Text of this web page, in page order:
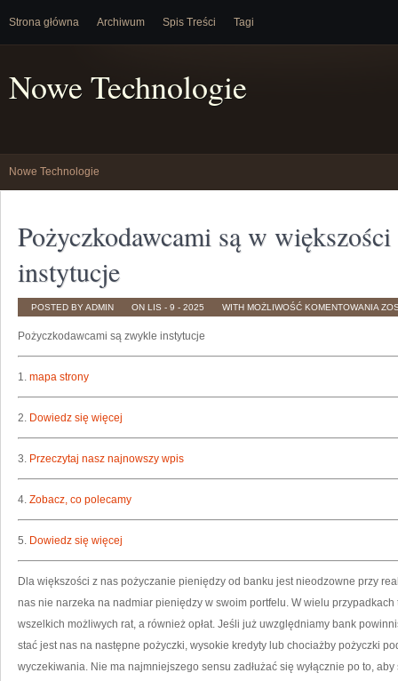
Strona główna Archiwum Spis Treści Tagi
Nowe Technologie
Nowe Technologie
Pożyczkodawcami są w
instytucje
POSTED BY ADMIN ON LIS - 9 - 2025 WITH MOŻLIWOŚĆ KOMENTOWANIA
SĄ
Pożyczkodawcami są zwykle instytucje
1. mapa strony
2. Dowiedz się więcej
3. Przeczytaj nasz najnowszy wpis
4. Zobacz, co polecamy
5. Dowiedz się więcej
Dla większości z nas pożyczanie pieniędzy od banku jest nieodzowne przy
nas nie narzeka na nadmiar pieniędzy w swoim portfelu. W wielu
wszelkich możliwych rat, a również opłat. Jeśli już uwzględniamy bank
stać jest nas na następne pożyczki, wysokie kredyty lub chociażby pożyczki
wyczekiwania. Nie ma najmniejszego sensu zadłużać się wyłącznie po to,